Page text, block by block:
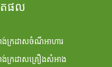
ផល
ក្រដាសចំណីអាហារ
ក្រដាសគ្រឿងសំអាង